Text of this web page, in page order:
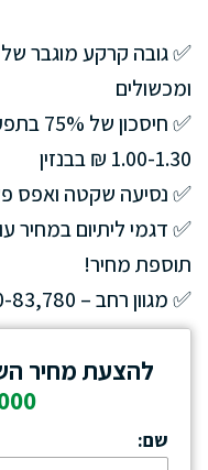
ומכשולים
1.00-1.30 ₪ בבנזין
✅ נסיעה שקטה ואפס
תוספת מחיר!
✅ מגוון רחב – 34,990-83,780 ₪, 2-6 מקומות
להצעת מחיר
שם: